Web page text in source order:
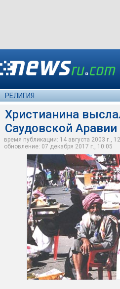
РЕЛИГИЯ
Христианина
Саудовской
время публикации: 14 августа 2003 г.,
обновление: 07 декабря 2017 г., 10:05